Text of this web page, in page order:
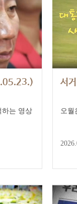
하는 영상
서
오월